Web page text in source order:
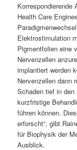
Korrespondierende
Health Care
Elektrostimulation
Pigmentfolien eine
Nervenzellen
implantiert werden
Nervenzellen dann
Schaden tief in den
kurzfristige
führen können.
erforscht“, gibt
für Biophysik der
Ausblick.